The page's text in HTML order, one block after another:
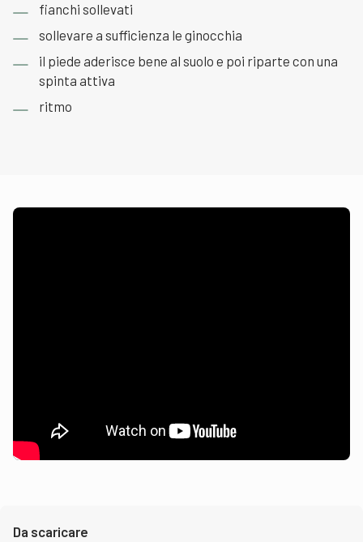
fianchi sollevati
sollevare a sufficienza le ginocchia
il piede aderisce bene al suolo e poi riparte con una
spinta attiva
ritmo
Da scaricare